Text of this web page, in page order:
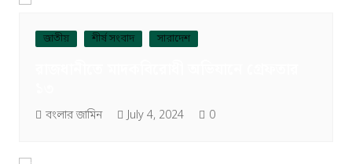
জাতীয় শীর্ষ সংবাদ সারাদেশ
বংলার জামিন July 4, 2024 0